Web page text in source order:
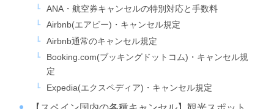
ANA・航空券キャンセルの特別対応と手数料
Airbnb(エアビー)・キャンセル規定
Airbnb通常のキャンセル規定
Booking.com(ブッキングドットコム)・キャンセル規
定
Expedia(エクスペディア)・キャンセル規定